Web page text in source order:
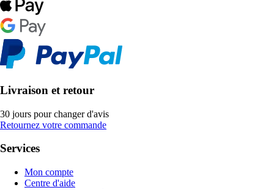
Livraison et retour
30 jours pour changer d'avis
Retournez votre commande
Services
Mon compte
Centre d'aide